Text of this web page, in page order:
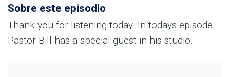
Sobre este episodio
Thank you for listening today. In todays episode
Pastor Bill has a special guest in his studio.